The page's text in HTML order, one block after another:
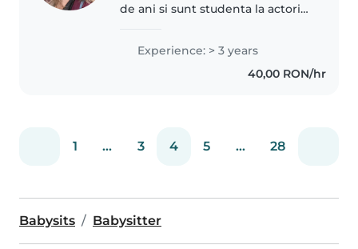
de ani si sunt studenta la actorie
foarte energica cu drag foarte
mare fata de copii. Am o sora mai
mica de care am avut..
Experience: > 3 years
40,00 RON/hr
1 ... 3 4 5 ... 28
Babysits Babysitter